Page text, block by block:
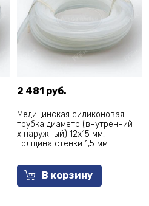
2 481 руб.
Медицинская силиконовая
трубка диаметр (внутренний
х наружный) 12х15 мм,
толщина стенки 1,5 мм
В корзину